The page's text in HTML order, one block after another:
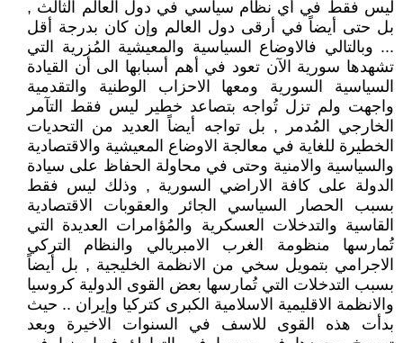
ليس فقط في أي نظام سياسي في دول العالم الثالث ,
بل حتى أيضاً في أرقى دول العالم وإن كان بدرجة أقل
... وبالتالي فالاوضاع السياسية والمعيشية المُزرية التي
تشهدها سورية الآن تعود في أهم أسبابها الى أن القيادة
السياسية السورية ومعها الاحزاب الوطنية والتقدمية
واجهت ولم تزل تُواجه بتصاعد خطير ليس فقط التآمر
الخارجي المُدمر , بل تواجه أيضاً العديد من التحديات
الخطيرة للغاية في معالجة الاوضاع المعيشية والاقتصادية
والسياسية والامنية وحتى في محاولة الحفاظ على سيادة
الدولة على كافة الاراضي السورية , وذلك ليس فقط
بسبب الحصار السياسي الجائر والعقوبات الاقتصادية
القاسية والتدخلات العسكرية والمُؤامرات العديدة التي
تُمارسها منظومة الغرب الامبريالي والنظام التركي
الاجرامي بتمويل سخي من الانظمة الخليجية , بل أيضاً
بسبب التدخلات التي تُمارسها بعض القوى الدولية كروسيا
والانظمة الاقليمية الاسلامية الكبرى كتركيا وإيران .. حيث
بدأت هذه القوى للاسف في السنوات الاخيرة وبعد